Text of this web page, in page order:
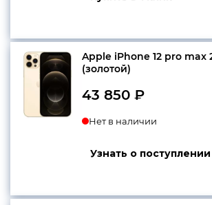
Apple iPhone 12 pro max
(золотой)
43 850 ₽
Нет в наличии
Узнать о поступлении